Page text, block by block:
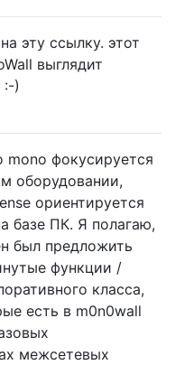
эту ссылку. этот
выглядит
:-)
mono фокусируется
оборудовании,
ориентируется
базе ПК. Я полагаю,
был предложить
функции /
класса,
есть в m0n0wall
межсетевых